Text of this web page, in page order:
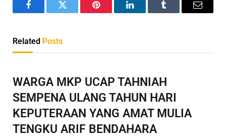
FacebookTwitter Pinterest LinkedInTumblr Email
Related Posts
WARGA MKP UCAP TAHNIAH
SEMPENA ULANG TAHUN HARI
KEPUTERAAN YANG AMAT MULIA
TENGKU ARIF BENDAHARA